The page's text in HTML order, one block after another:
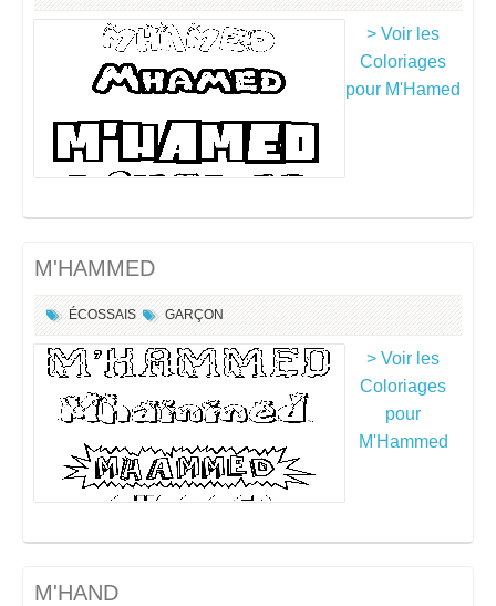
> Voir les
Coloriages
pour M'Hamed
M'HAMMED
ÉCOSSAIS GARÇON
> Voir les
Coloriages
pour
M'Hammed
M'HAND